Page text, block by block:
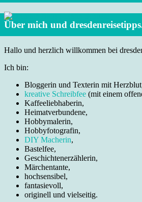
Über mich und
Hallo und herzlich willkommen bei
Ich bin:
Bloggerin und Texterin mit
kreative Schreibfee (mit einem
Kaffeeliebhaberin,
Heimatverbundene,
Hobbymalerin,
Hobbyfotografin,
DIY Macherin,
Bastelfee,
Geschichtenerzählerin,
Märchentante,
hochsensibel,
fantasievoll,
originell und vielseitig.